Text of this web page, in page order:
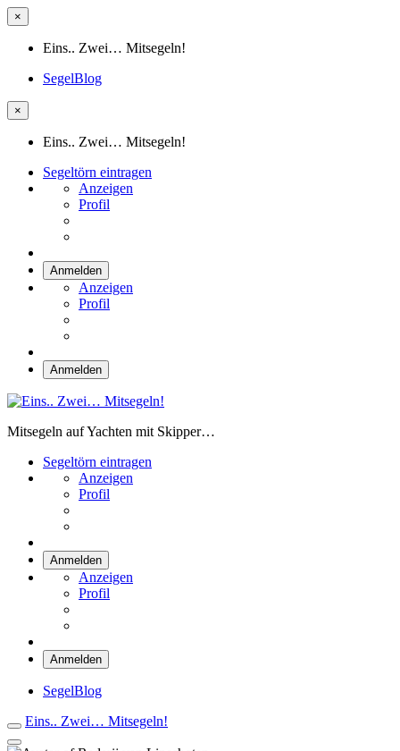
×
Eins.. Zwei… Mitsegeln!
SegelBlog
×
Eins.. Zwei… Mitsegeln!
Segeltörn eintragen
Anzeigen
Profil
Anmelden
Anzeigen
Profil
Anmelden
Mitsegeln auf Yachten mit Skipper…
Segeltörn eintragen
Anzeigen
Profil
Anmelden
Anzeigen
Profil
Anmelden
SegelBlog
Eins.. Zwei… Mitsegeln!